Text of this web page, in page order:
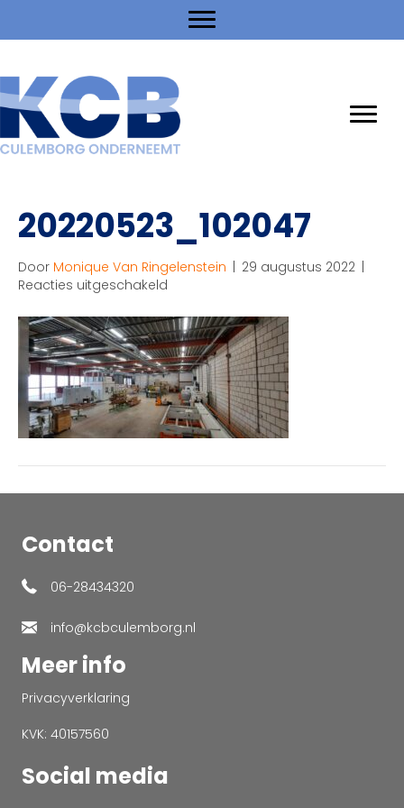
20220523_102047
Door Monique Van Ringelenstein | 29 augustus 2022 |
Reacties uitgeschakeld
Contact
06-28434320
info@kcbculemborg.nl
Meer info
Privacyverklaring
KVK: 40157560
Social media